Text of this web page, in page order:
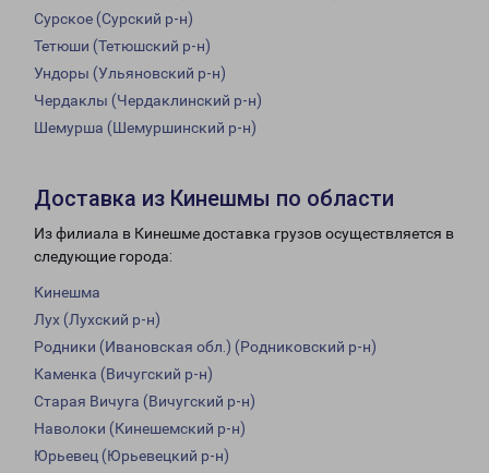
Сурское (Сурский р-н)
Тетюши (Тетюшский р-н)
Ундоры (Ульяновский р-н)
Чердаклы (Чердаклинский р-н)
Шемурша (Шемуршинский р-н)
Доставка из Кинешмы по области
Из филиала в Кинешме доставка грузов осуществляется в
следующие города:
Кинешма
Лух (Лухский р-н)
Родники (Ивановская обл.) (Родниковский р-н)
Каменка (Вичугский р-н)
Старая Вичуга (Вичугский р-н)
Наволоки (Кинешемский р-н)
Юрьевец (Юрьевецкий р-н)